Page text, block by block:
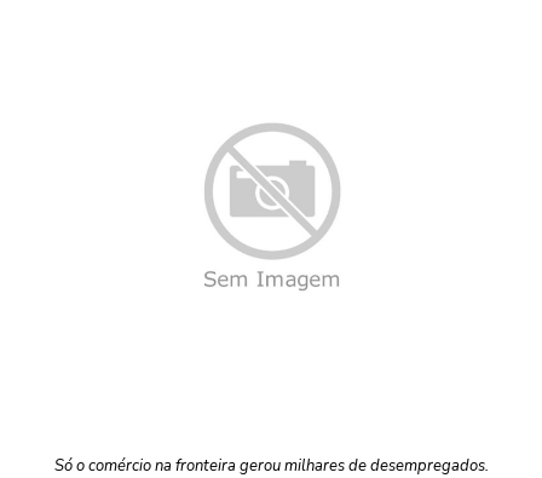
Só o comércio na fronteira gerou milhares de desempregados.